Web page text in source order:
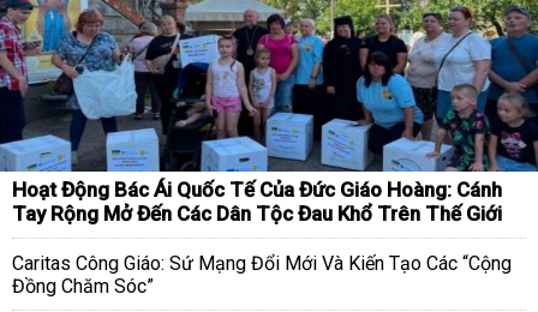
Hoạt Động Bác Ái Quốc Tế Của Đức Giáo Hoàng: Cánh
Tay Rộng Mở Đến Các Dân Tộc Đau Khổ Trên Thế Giới
Caritas Công Giáo: Sứ Mạng Đổi Mới Và Kiến Tạo Các “Cộng
Đồng Chăm Sóc”